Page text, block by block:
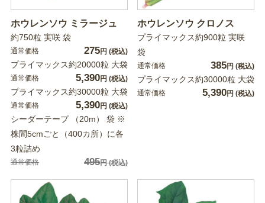
ホウレンソウ ミラージュ
約750粒 実咲 袋
通常価格 275円 (税込)
プライマックス約20000粒 大袋
通常価格 5,390円 (税込)
プライマックス約30000粒 大袋
通常価格 5,390円 (税込)
シーダーテープ （20m） 袋 ※
株間5cmごと（400カ所）に各
3粒詰め
通常価格 495円(税込)
ホウレンソウ クロノス
プライマックス約900粒 実咲
袋
通常価格 385円 (税込)
プライマックス約30000粒 大袋
通常価格 5,390円 (税込)